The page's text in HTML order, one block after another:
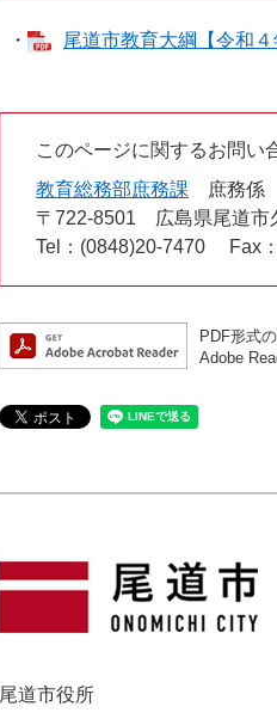
・ 尾道市教育大綱【令和
このページに関するお問い
教育総務部庶務課
庶務係
〒722-8501
広島県尾道
Tel：(0848)20-7470
Fax
PDF形式
Adobe
尾道市役所